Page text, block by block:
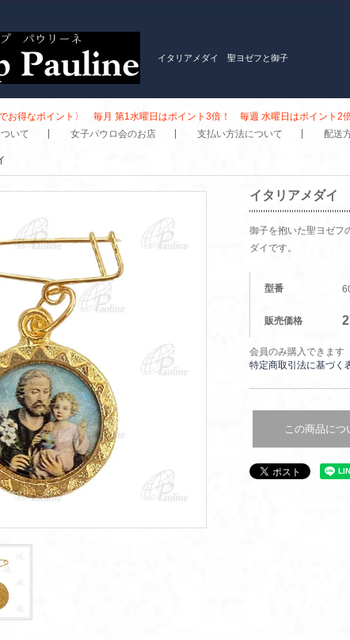
イタリアメダイ 聖ヨゼフと御子
でお得なポイント〉 毎月 第1水曜日はポイント3倍！ 毎週 水曜日はポイント2
いて
女子パウロ会のお店 支払い方法について 配送
イタリアメダイ
御子を抱いた聖ヨゼフ
ダイです。
型番
販売価格
会員のみ購入できます
特定商取引法に基づく
この商品につ